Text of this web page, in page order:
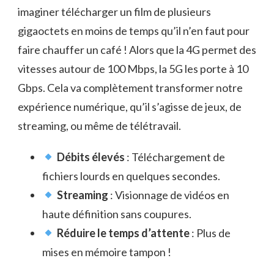
imaginer télécharger un film de plusieurs
gigaoctets en moins de temps qu’il n’en faut pour
faire chauffer un café ! Alors que la 4G permet des
vitesses autour de 100 Mbps, la 5G les porte à 10
Gbps. Cela va complètement transformer notre
expérience numérique, qu’il s’agisse de jeux, de
streaming, ou même de télétravail.
Débits élevés : Téléchargement de
fichiers lourds en quelques secondes.
Streaming : Visionnage de vidéos en
haute définition sans coupures.
Réduire le temps d’attente: Plus de
mises en mémoire tampon !